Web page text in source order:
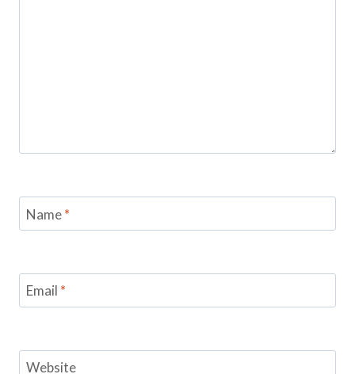
Name*
Email *
Website